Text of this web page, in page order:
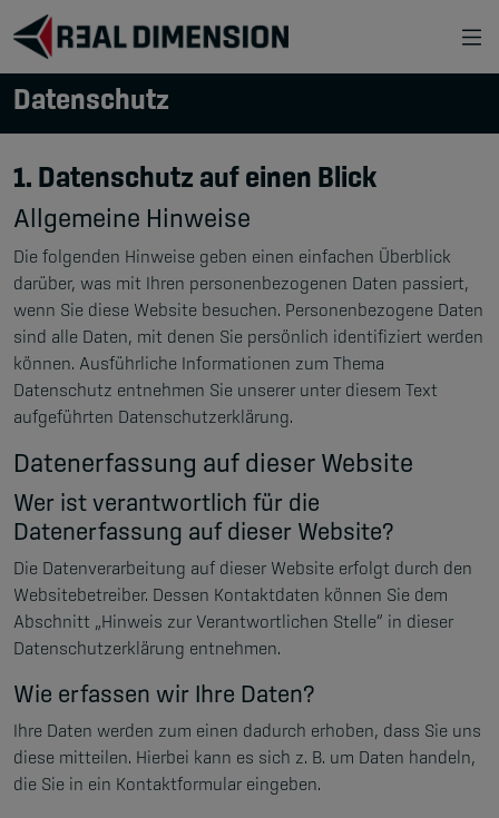
Zum Hauptinhalt springen
Datenschutz
1. Datenschutz auf einen Blick
Allgemeine Hinweise
Die folgenden Hinweise geben einen einfachen Überblick
darüber, was mit Ihren personenbezogenen Daten passiert,
wenn Sie diese Website besuchen. Personenbezogene Daten
sind alle Daten, mit denen Sie persönlich identifiziert werden
können. Ausführliche Informationen zum Thema
Datenschutz entnehmen Sie unserer unter diesem Text
aufgeführten Datenschutzerklärung.
Datenerfassung auf dieser Website
Wer ist verantwortlich für die
Datenerfassung auf dieser Website?
Die Datenverarbeitung auf dieser Website erfolgt durch den
Websitebetreiber. Dessen Kontaktdaten können Sie dem
Abschnitt „Hinweis zur Verantwortlichen Stelle“ in dieser
Datenschutzerklärung entnehmen.
Wie erfassen wir Ihre Daten?
Ihre Daten werden zum einen dadurch erhoben, dass Sie uns
diese mitteilen. Hierbei kann es sich z. B. um Daten handeln,
die Sie in ein Kontaktformular eingeben.